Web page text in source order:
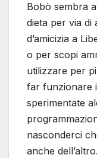
Bobò sembra
dieta per via di
d’amicizia a
o per scopi
utilizzare per
far funzionare
sperimentate
nasconderci
anche